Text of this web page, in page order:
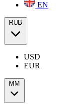
EN
RUB
USD
EUR
ММ